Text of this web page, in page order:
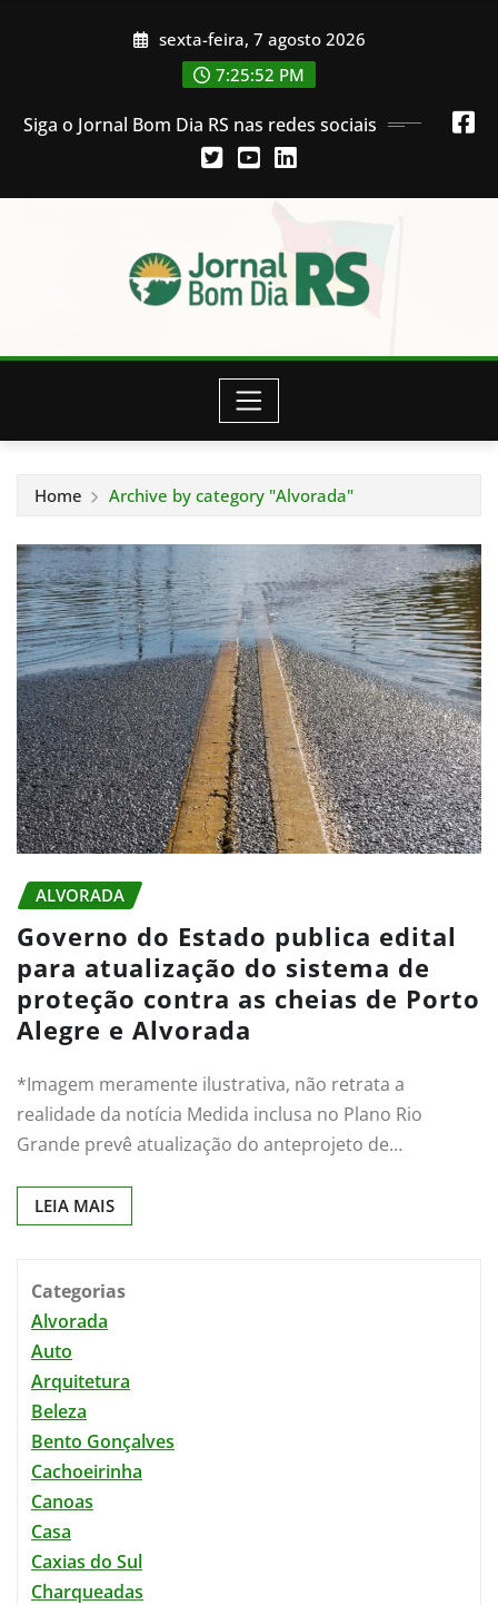
sexta-feira, 7 agosto 2026
7:25:53 PM
Siga o Jornal Bom Dia RS nas redes sociais
Home Archive by category "Alvorada"
ALVORADA
Governo do Estado publica edital
para atualização do sistema de
proteção contra as cheias de Porto
Alegre e Alvorada
*Imagem meramente ilustrativa, não retrata a
realidade da notícia Medida inclusa no Plano Rio
Grande prevê atualização do anteprojeto de…
LEIA MAIS
Categorias
Alvorada
Auto
Arquitetura
Beleza
Bento Gonçalves
Cachoeirinha
Canoas
Casa
Caxias do Sul
Charqueadas